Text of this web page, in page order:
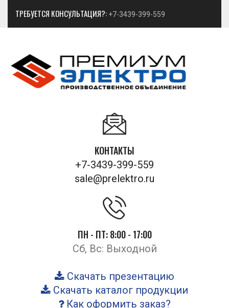
ТРЕБУЕТСЯ КОНСУЛЬТАЦИЯ?: +7-3439-399-559
КОНТАКТЫ
+7-3439-399-559
sale@prelektro.ru
ПН - ПТ: 8:00 - 17:00
Сб, Вс: Выходной
Скачать презентацию
Скачать каталог продукции
Как оформить заказ?